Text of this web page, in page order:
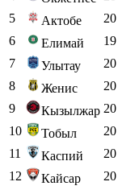
5
Актобе 20
6
Елимай 19
7
Улытау 20
8
Женис 20
9
Кызылжар 20
10
Тобыл 20
11
Каспий 20
12
Кайсар 20